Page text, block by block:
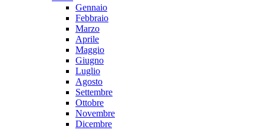
Gennaio
Febbraio
Marzo
Aprile
Maggio
Giugno
Luglio
Agosto
Settembre
Ottobre
Novembre
Dicembre